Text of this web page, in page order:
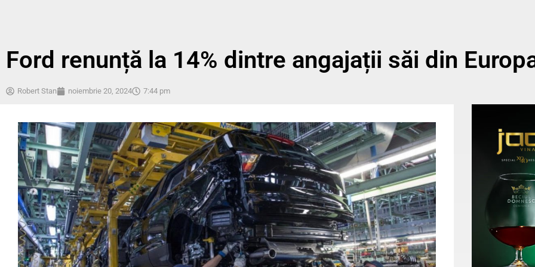
Ford renunță la 14% dintre angajații săi din
Robert Stan noiembrie 20, 2024 7:44 pm